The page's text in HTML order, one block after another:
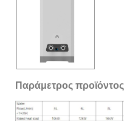
Παράμετρος προϊόντος